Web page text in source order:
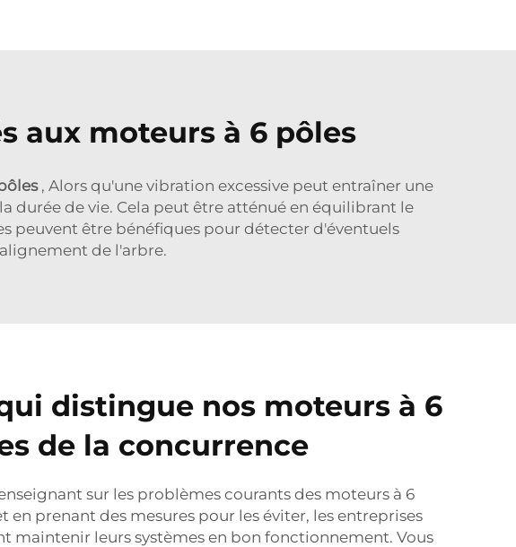
aux moteurs à 6 pôles
, Alors qu'une vibration excessive peut entraîner une
durée de vie. Cela peut être atténué en équilibrant le
peuvent être bénéfiques pour détecter d'éventuels
de l'arbre.
distingue nos moteurs à 6
de la concurrence
sur les problèmes courants des moteurs à 6
en prenant des mesures pour les éviter, les entreprises
maintenir leurs systèmes en bon fonctionnement. Vous